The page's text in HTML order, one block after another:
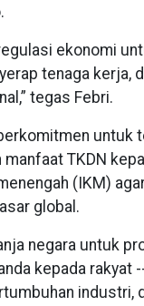
ekonomi
tenaga kerja,
tegas Febri.
untuk
TKDN
(IKM)
global.
negara untuk
kepada rakyat
industri,